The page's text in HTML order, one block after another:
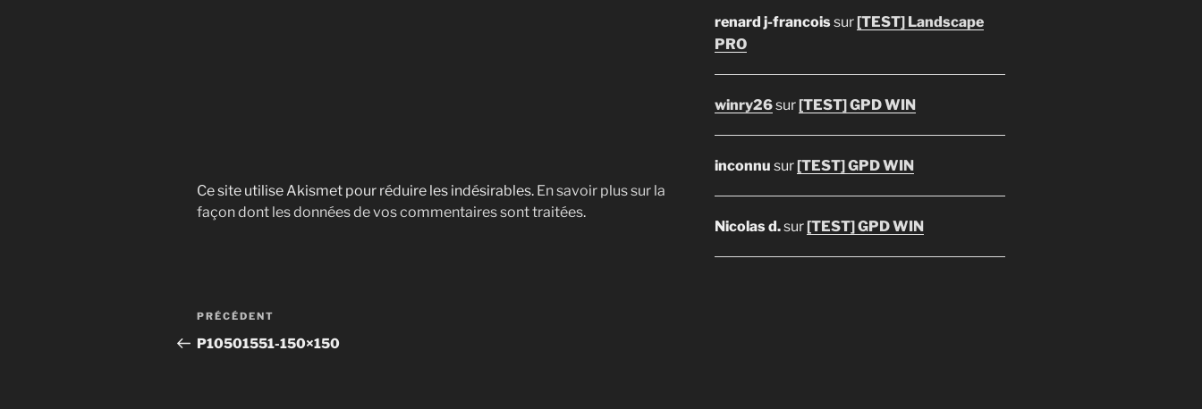
Ce site utilise Akismet pour réduire les indésirables. En savoir plus sur la
façon dont les données de vos commentaires sont traitées.
Navigation
de
Article
précédent
PRÉCÉDENT
P10501551-150×150
renard j-francoissur [TEST] Landscape
PRO
winry26sur [TEST] GPD WIN
inconnu sur [TEST] GPD WIN
Nicolas d.sur [TEST] GPD WIN